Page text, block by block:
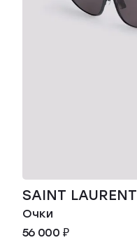
SAINT LAURENT
Очки
56 000 ₽